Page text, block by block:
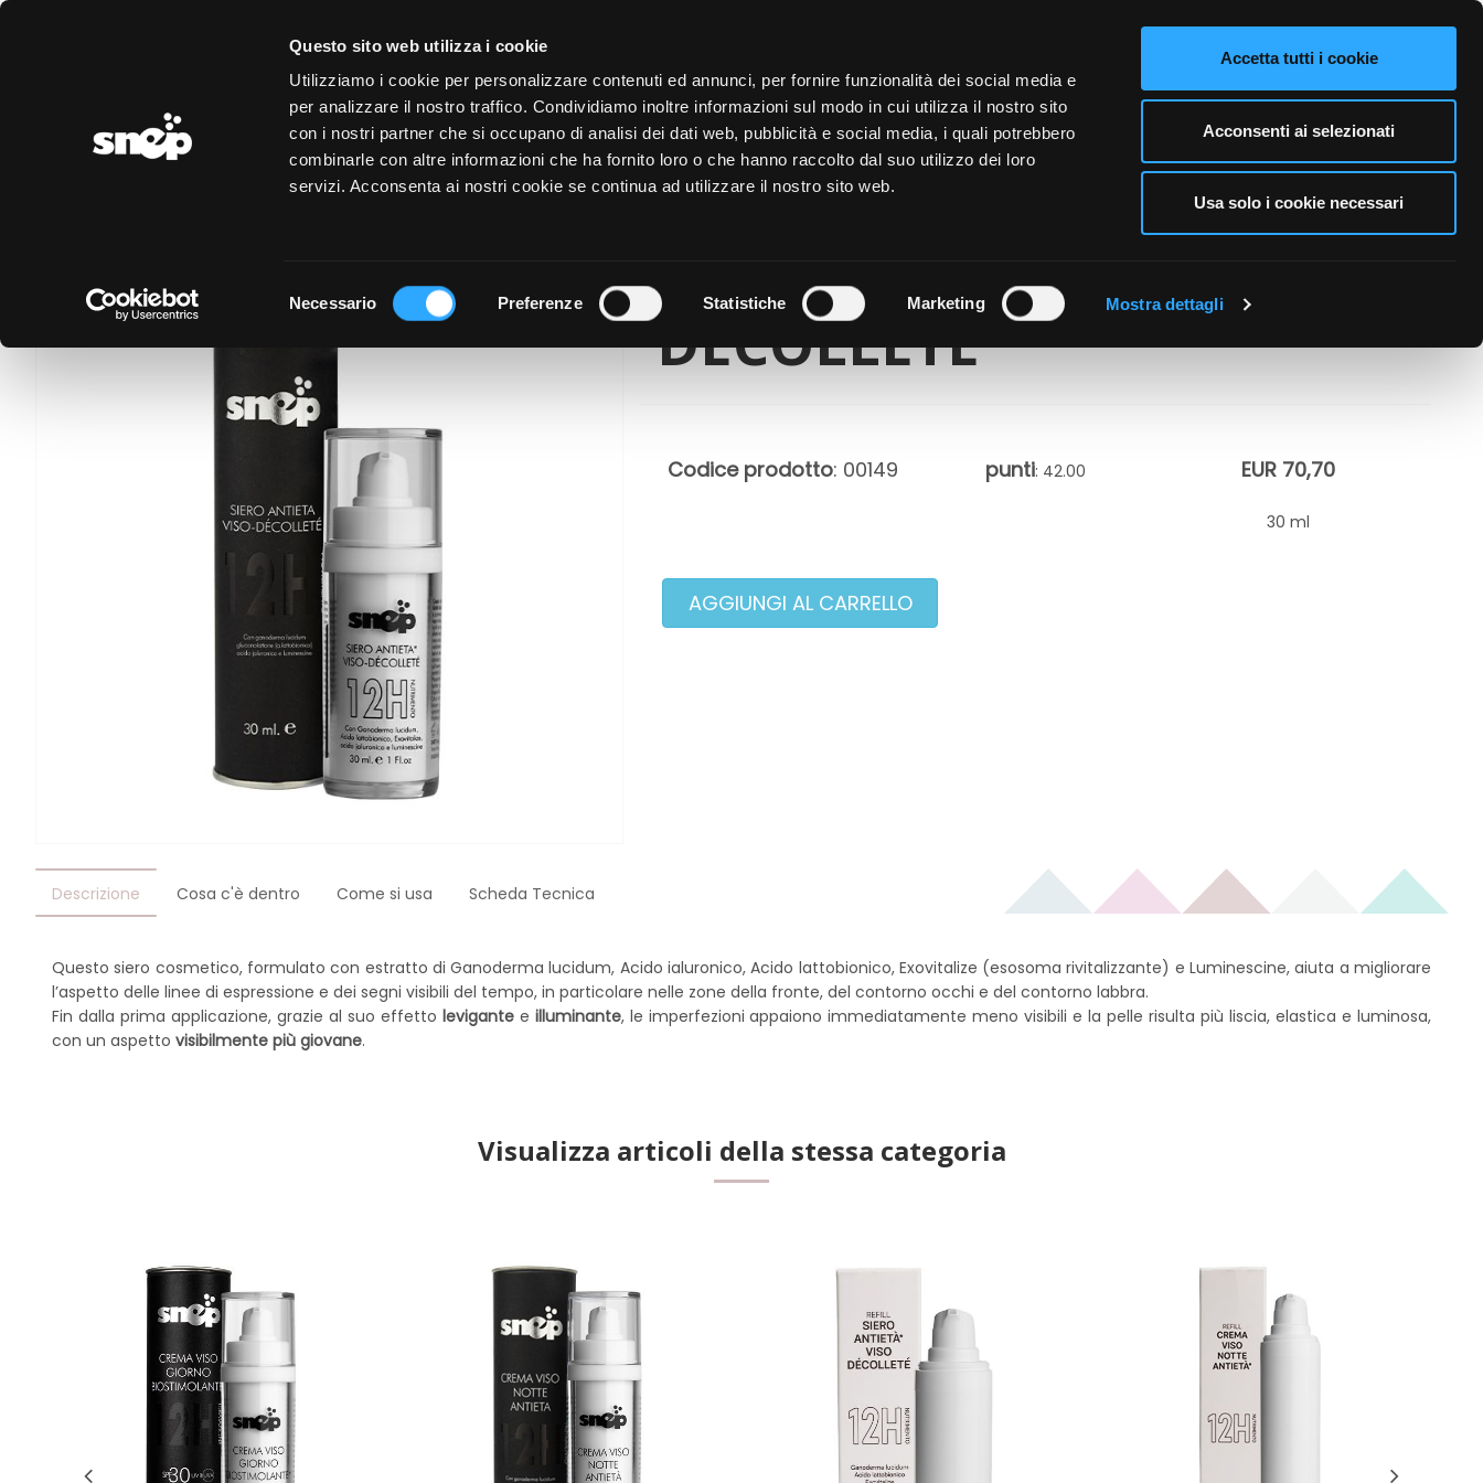
Questo sito web utilizza i cookie
Utilizziamo i cookie per personalizzare contenuti ed annunci, per fornire funzionalità dei social media e
per analizzare il nostro traffico. Condividiamo inoltre informazioni sul modo in cui utilizza il nostro sito
con i nostri partner che si occupano di analisi dei dati web, pubblicità e social media, i quali potrebbero
combinarle con altre informazioni che ha fornito loro o che hanno raccolto dal suo utilizzo dei loro
servizi. Acconsenta ai nostri cookie se continua ad utilizzare il nostro sito web.
Necessario Preferenze Statistiche Marketing Mostra dettagli
Accetta tutti i cookie
Acconsenti ai selezionati
Usa solo i cookie necessari
LINGUE
NAZIONE VENDITA
CONTATTI
PAGINA PERSONALE DI Valentina Distefano
NUTRIZIONE
CURA DELLA PERSONA CURA DELL'AMBIENTE BUSINESS
SIERO ANTIETA' - VISO E
DÉCOLLETÉ
Codice prodotto: 00149 punti: 42.00 EUR 70,70
30 ml
Descrizione Cosa c'è dentro Come si usa Scheda Tecnica
Questo siero cosmetico, formulato con estratto di Ganoderma lucidum, Acido ialuronico, Acido lattobionico, Exovitalize (esosoma rivitalizzante) e Luminescine, aiuta a migliorare
l’aspetto delle linee di espressione e dei segni visibili del tempo, in particolare nelle zone della fronte, del contorno occhi e del contorno labbra.
Fin dalla prima applicazione, grazie al suo effetto levigantee illuminante, le imperfezioni appaiono immediatamente meno visibili e la pelle risulta più liscia, elastica e luminosa,
con un aspetto visibilmente più giovane.
Visualizza articoli della stessa categoria